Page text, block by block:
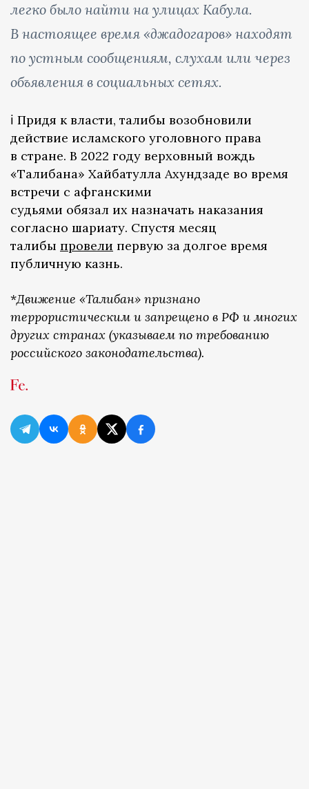
легко было найти на улицах Кабула.
В настоящее время «джадогаров» находят
по устным сообщениям, слухам или через
объявления в социальных сетях.
ℹ️ Придя к власти, талибы возобновили
действие исламского уголовного права
в стране. В 2022 году верховный вождь
«Талибана» Хайбатулла Ахундзаде во время
встречи с афганскими
судьями обязал их назначать наказания
согласно шариату. Спустя месяц
талибы провели первую за долгое время
публичную казнь.
*Движение «Талибан» признано
террористическим и запрещено в РФ и многих
других странах (указываем по требованию
российского законодательства).